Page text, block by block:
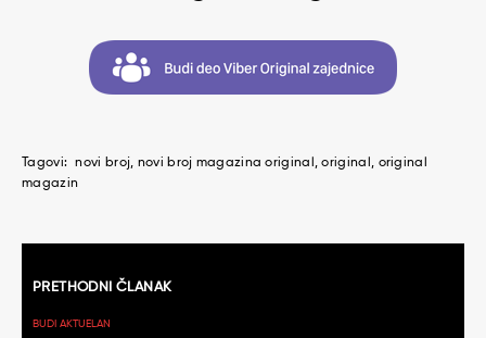
Tagovi: novi broj novi broj magazina original original
original
magazin
članaka
PRETHODNI ČLANAK
BUDI AKTUELAN